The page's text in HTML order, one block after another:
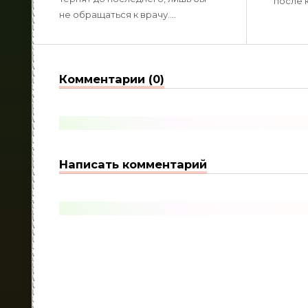
не обращаться к врачу....
Комментарии (0)
Написать комментарий